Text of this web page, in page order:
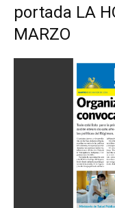
portada LA
MARZO